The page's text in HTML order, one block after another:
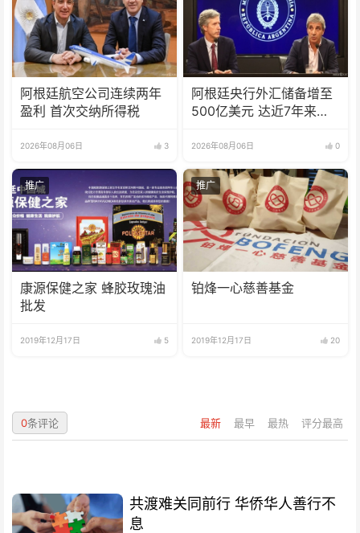
阿根廷航空公司连续两年
盈利 首次交纳所得税
2026年08月06日 3
阿根廷央行外汇储备增至
500亿美元 达近7年来最
2026年08月06日 0
推广
康源保健之家 蜂胶玫瑰油
批发
2019年12月17日 5
推广
铂烽一心慈善基金
2019年12月17日 20
最新 最早 最热 评分最高
0条评论
共渡难关同前行 华侨华人善行不
息